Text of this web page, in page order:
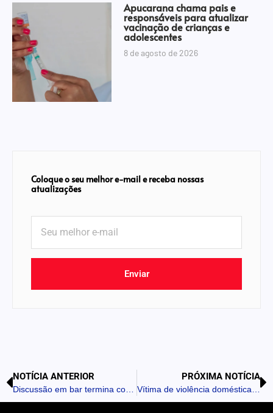
Apucarana chama pais e
responsáveis para atualizar
vacinação de crianças e
adolescentes
8 de agosto de 2026
Coloque o seu melhor e-mail e receba nossas
atualizações
Enviar
NOTÍCIA ANTERIOR
Discussão em bar termina com pai esfaqueado em Jardim Alegre
PRÓXIMA NOTÍCIA
Vítima de violência doméstica recebe apoio policial em Rosário